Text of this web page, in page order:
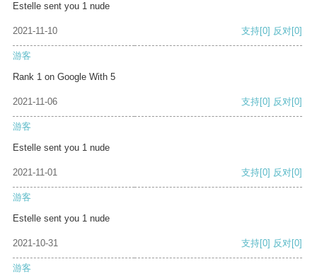
Estelle sent you 1 nude
2021-11-10 支持[0] 反对[0]
游客
Rank 1 on Google With 5
2021-11-06 支持[0] 反对[0]
游客
Estelle sent you 1 nude
2021-11-01 支持[0] 反对[0]
游客
Estelle sent you 1 nude
2021-10-31 支持[0] 反对[0]
游客